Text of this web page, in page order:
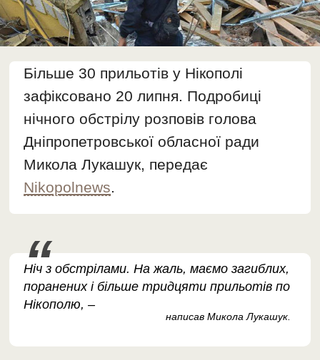
Більше 30 прильотів у Нікополі
зафіксовано 20 липня. Подробиці
нічного обстрілу розповів голова
Дніпропетровської обласної ради
Микола Лукашук, передає
Nikopolnews.
Ніч з обстрілами. На жаль, маємо загиблих,
поранених і більше тридцяти прильотів по
Нікополю, –
написав Микола Лукашук.